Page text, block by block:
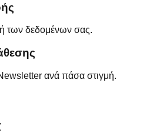
των δεδομένων σας.
ανά πάσα στιγμή.